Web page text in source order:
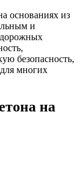
основаниях из
и
безопасность,
многих
на